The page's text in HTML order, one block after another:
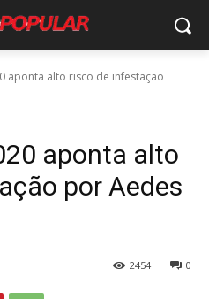
aponta alto risco de infestação
aponta alto
por Aedes
0
2454